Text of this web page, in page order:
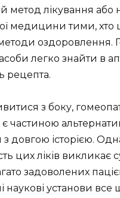
метод лікування або
медицини тими, хто
оздоровлення.
легко знайти в
рецепта.
з боку,
частиною
довгою історією.
цих ліків викликає
задоволених
наукові установи все